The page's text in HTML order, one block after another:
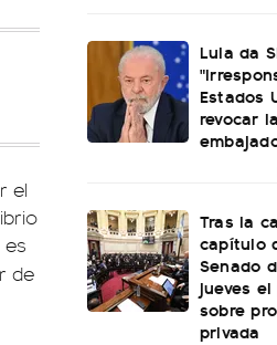
el
de
Lula da
Estados
revocar
Tras la
capítulo
Senado
jueves
sobre
privada